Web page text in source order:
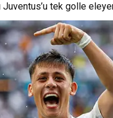
Juventus’u tek golle